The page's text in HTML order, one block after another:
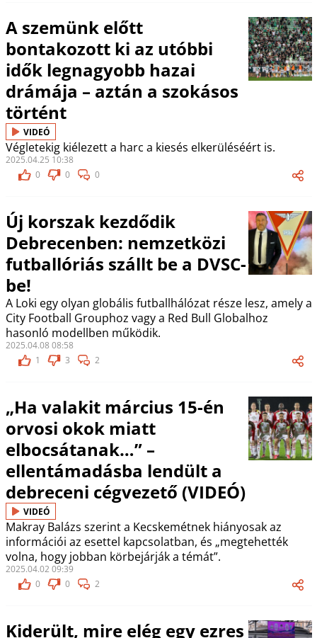
A szemünk előtt
bontakozott ki az utóbbi
idők legnagyobb hazai
drámája – aztán a szokásos
történt
VIDEÓ
Végletekig kiélezett a harc a kiesés elkerüléséért is.
2025.04.25 10:38
0
0 0
Új korszak kezdődik
Debrecenben: nemzetközi
futballóriás szállt be a DVSC-
be!
A Loki egy olyan globális futballhálózat része lesz, amely a
City Football Grouphoz vagy a Red Bull Globalhoz
hasonló modellben működik.
2025.04.08 08:58
1
3 2
„Ha valakit március 15-én
orvosi okok miatt
elbocsátanak…” –
ellentámadásba lendült a
debreceni cégvezető (VIDEÓ)
VIDEÓ
Makray Balázs szerint a Kecskemétnek hiányosak az
információi az esettel kapcsolatban, és „megtehették
volna, hogy jobban körbejárják a témát”.
2025.04.02 09:39
0
0 2
Kiderült, mire elég egy ezres